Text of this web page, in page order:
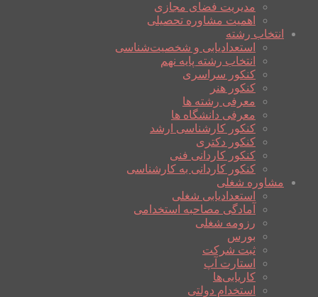
مدیریت فضای مجازی
اهمیت مشاوره تحصیلی
انتخاب رشته
استعدادیابی و شخصیت‌شناسی
انتخاب رشته پایه نهم
کنکور سراسری
کنکور هنر
معرفی رشته ها
معرفی دانشگاه ها
کنکور کارشناسی ارشد
کنکور دکتری
کنکور کاردانی فنی
کنکور کاردانی به کارشناسی
مشاوره شغلی
استعدادیابی شغلی
آمادگی مصاحبه استخدامی
رزومه شغلی
بورس
ثبت شرکت
استارت آپ
کاریابی‌ها
استخدام دولتی